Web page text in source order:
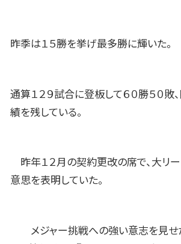
昨季は１５勝を挙げ最多勝に輝いた。
通算１２９試合に登板して６０勝５０敗
績を残している。
昨年１２月の契約更改の席で、大リ
意思を表明していた。
メジャー挑戦への強い意志を見せ